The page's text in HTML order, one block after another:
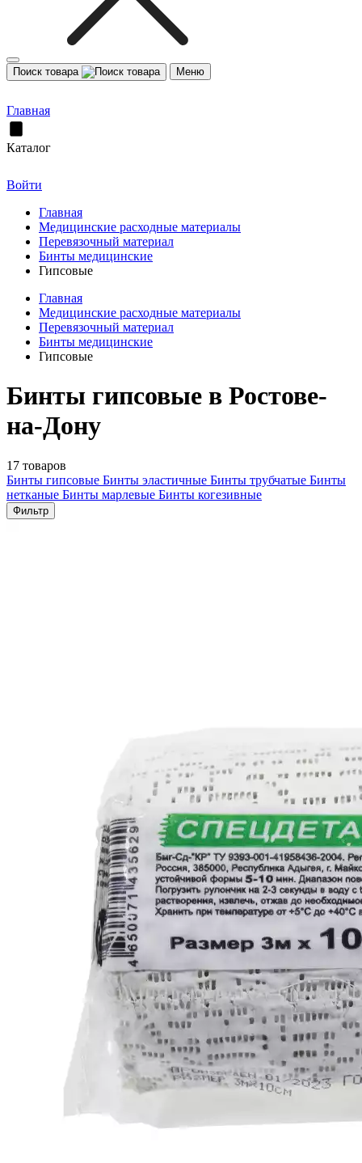
Поиск товара Меню
Главная
Каталог
Войти
Главная
Медицинские расходные материалы
Перевязочный материал
Бинты медицинские
Гипсовые
Главная
Медицинские расходные материалы
Перевязочный материал
Бинты медицинские
Гипсовые
Бинты гипсовые в Ростове-
на-Дону
17 товаров
Бинты гипсовые Бинты эластичные Бинты трубчатые Бинты
нетканые Бинты марлевые Бинты когезивные
Фильтр